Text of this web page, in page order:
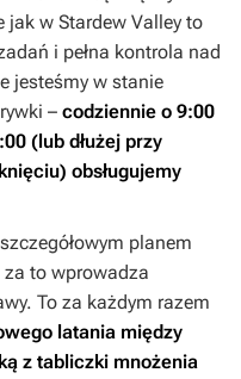
jak w Stardew Valley to
i pełna kontrola nad
jesteśmy w stanie
– codziennie o 9:00
(lub dłużej przy
obsługujemy
planem
to wprowadza
To za każdym razem
latania między
z tabliczki mnożenia